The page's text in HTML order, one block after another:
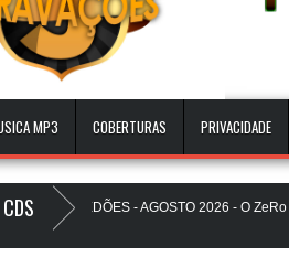
MP3 COBERTURAS PRIVACIDADE
PAREDÕES - AGOSTO 2026 - O ZeRo
- JUSSIGRAVACOES.com